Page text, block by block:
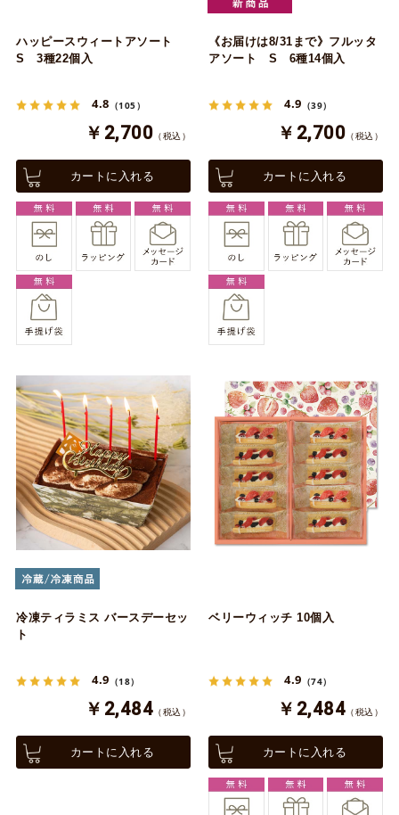
ハッピースウィートアソート
S 3種22個入
4.8 （105）
￥2,700 （税込）
カートに入れる
《お届けは8/31まで》フルッタ
アソート S 6種14個入
4.9 （39）
￥2,700 （税込）
カートに入れる
冷凍ティラミス バースデーセッ
ト
4.9 （18）
￥2,484 （税込）
カートに入れる
ベリーウィッチ 10個入
4.9 （74）
￥2,484 （税込）
カートに入れる